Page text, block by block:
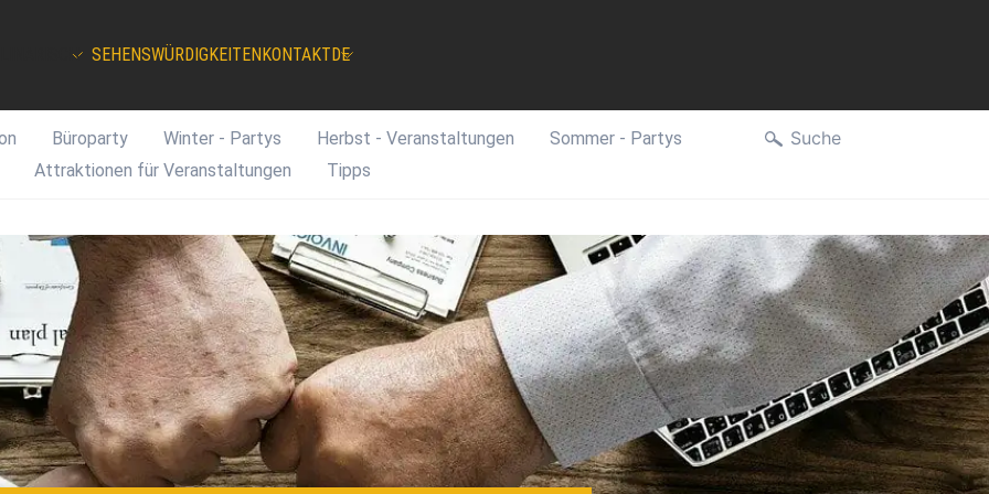
SEHENSWÜRDIGKEITENKONTAKTDE
Büroparty Winter - Partys Herbst - Veranstaltungen
Sommer - Partys
Attraktionen für Veranstaltungen Tipps